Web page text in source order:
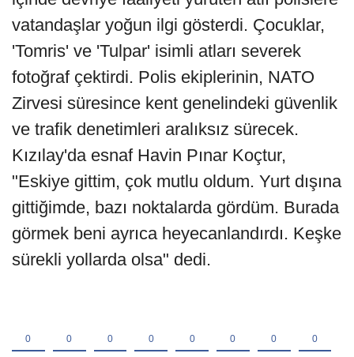
vatandaşlar yoğun ilgi gösterdi. Çocuklar,
'Tomris' ve 'Tulpar' isimli atları severek
fotoğraf çektirdi. Polis ekiplerinin, NATO
Zirvesi süresince kent genelindeki güvenlik
ve trafik denetimleri aralıksız sürecek.
Kızılay'da esnaf Havin Pınar Koçtur,
"Eskiye gittim, çok mutlu oldum. Yurt dışına
gittiğimde, bazı noktalarda gördüm. Burada
görmek beni ayrıca heyecanlandırdı. Keşke
sürekli yollarda olsa" dedi.